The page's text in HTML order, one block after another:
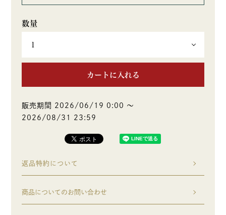
カートに入れる
販売期間 2026/06/19 0:00 〜
2026/08/31 23:59
返品特約について
商品についてのお問い合わせ